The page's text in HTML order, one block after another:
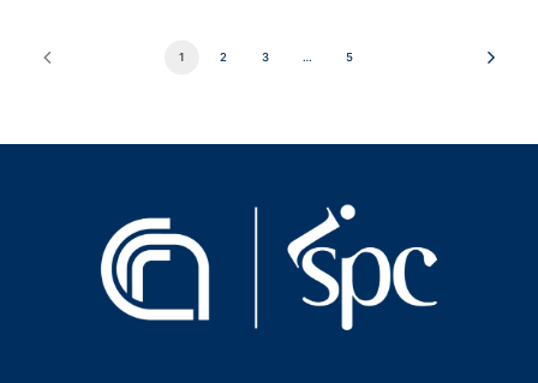
1 2 3 … 5